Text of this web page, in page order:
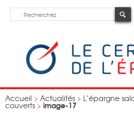
Accueil > Actualités > L’épargne
couverts > image-17